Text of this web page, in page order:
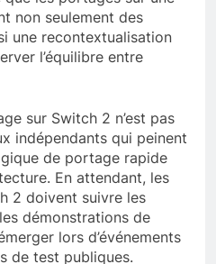
non seulement des
une recontextualisation
l’équilibre entre
sur Switch 2 n’est pas
indépendants qui peinent
de portage rapide
En attendant, les
2 doivent suivre les
démonstrations de
lors d’événements
de test publiques.